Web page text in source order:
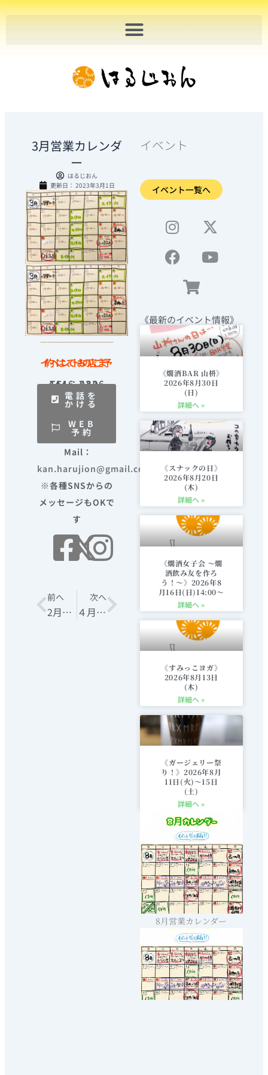
内
容
3月営業カレンダ
ー
はるじおん
更新日： 2023年3月1日
イベントのご予約は、お店まで！
TEL：080-4446-7326
電話を
かける
WEB
予約
Mail：
kan.harujion@gmail.com
※各種SNSからの
メッセージもOKで
す
Prev
前へ
2月営業カレンダー
次へ
４月営業カレンダーNext
イベント
イベント一覧へ
I
n
s
t
a
a
m
X
-
t
w
i
e
r
F
a
c
e
b
k
Y
o
u
t
u
S
i
n
g
-
c
a
r
t
《最新のイベント情報》
《燗酒BAR 山枡》
2026年8月30日
(日)
詳細へ »
《スナックの日》
2026年8月20日
(木)
詳細へ »
《燗酒女子会 〜燗
酒飲み友を作ろ
う！〜》2026年8
月16日(日)14:00〜
詳細へ »
《すみっこヨガ》
2026年8月13日
(木)
詳細へ »
《ガージェリー祭
り！》2026年8月
11日(火)〜15日
(土)
詳細へ »
8月営業カレンダー